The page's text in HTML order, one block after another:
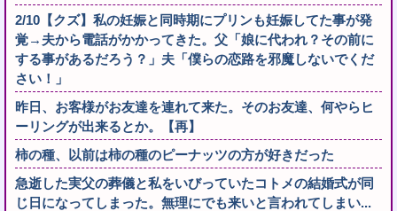
2/10【クズ】私の妊娠と同時期にプリンも妊娠してた事が発
覚→夫から電話がかかってきた。父「娘に代われ？その前に
する事があるだろう？」夫「僕らの恋路を邪魔しないでくだ
さい！」
昨日、お客様がお友達を連れて来た。そのお友達、何やらヒ
ーリングが出来るとか。【再】
柿の種、以前は柿の種のピーナッツの方が好きだった
急逝した実父の葬儀と私をいびっていたコトメの結婚式が同
じ日になってしまった。無理にでも来いと言われてしまい...